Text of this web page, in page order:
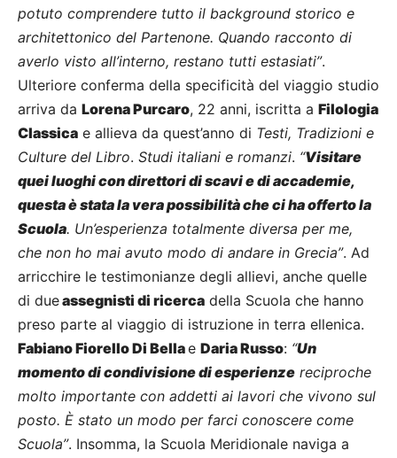
potuto comprendere tutto il background storico e
architettonico del Partenone. Quando racconto di
averlo visto all’interno, restano tutti estasiati”.
Ulteriore conferma della specificità del viaggio studio
arriva da Lorena Purcaro, 22 anni, iscritta a Filologia
Classica e allieva da quest’anno di Testi, Tradizioni e
Culture del Libro. Studi italiani e romanzi. “Visitare
quei luoghi con direttori di scavi e di accademie,
questa è stata la vera possibilità che ci ha offerto la
Scuola. Un’esperienza totalmente diversa per me,
che non ho mai avuto modo di andare in Grecia”. Ad
arricchire le testimonianze degli allievi, anche quelle
di dueassegnisti di ricerca della Scuola che hanno
preso parte al viaggio di istruzione in terra ellenica.
Fabiano Fiorello Di Bellae Daria Russo: “Un
momento di condivisione di esperienze reciproche
molto importante con addetti ai lavori che vivono sul
posto. È stato un modo per farci conoscere come
Scuola”. Insomma, la Scuola Meridionale naviga a